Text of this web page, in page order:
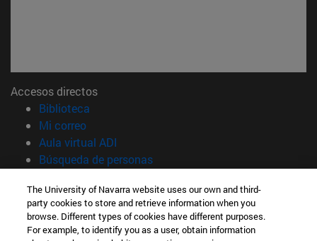
Accesos directos
Biblioteca
Mi correo(abre en nueva ventana)
Aula virtual ADI
Búsqueda de personas(abre en nueva ventana)
Información
TFNO +34 948 42 56 00
The University of Navarra website uses our own and third-
party cookies to store and retrieve information when you
browse. Different types of cookies have different purposes.
For example, to identify you as a user, obtain information